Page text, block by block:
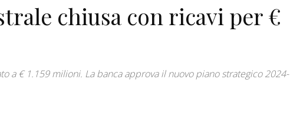
chiusa con ricavi per €
a € 1.159 milioni. La banca approva il nuovo piano strategico 2024-